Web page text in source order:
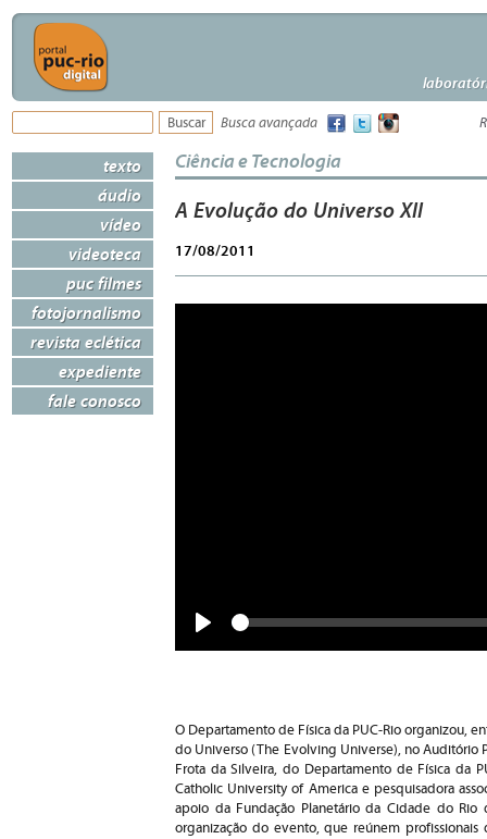
Busca avançada
texto
áudio
vídeo
videoteca
puc filmes
fotojornalismo
revista eclética
expediente
fale conosco
Ciência e Tecnologia
A Evolução do Universo XII
17/08/2011
Seek
O Departamento de Física da PUC-Rio organizou,
do Universo (The Evolving Universe), no Auditório
Frota da Silveira, do Departamento de Física da
Catholic University of America e pesquisadora
apoio da Fundação Planetário da Cidade do
organização do evento, que reúnem profissionais